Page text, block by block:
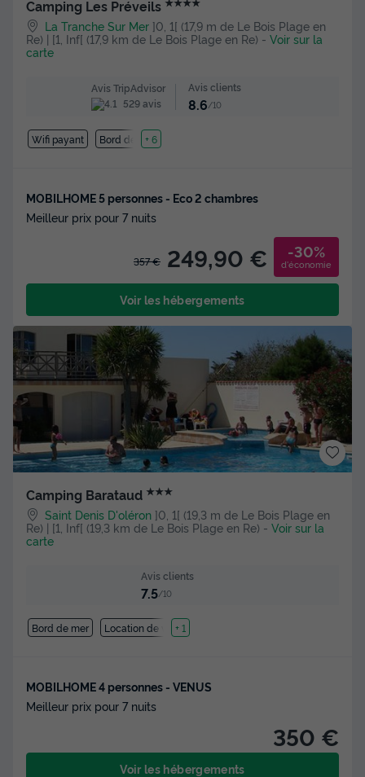
Camping Les Préveils
La Tranche Sur Mer ]0, 1[ (17,9 m de Le Bois Plage en
Re) | [1, Inf[ (17,9 km de Le Bois Plage en Re) - Voir sur la
carte
Avis TripAdvisor
529 avis
Avis clients
8.6/10
Wifi payant Bord de mer
+ 6
MOBILHOME 5 personnes - Eco 2 chambres
Meilleur prix pour 7 nuits
357 € 249,90 € -30%
d'économie
Voir les hébergements
Camping Barataud ★★★
Saint Denis D'oléron ]0, 1[ (19,3 m de Le Bois Plage en
Re) | [1, Inf[ (19,3 km de Le Bois Plage en Re) - Voir sur la
carte
Avis clients
7.5/10
Bord de mer Location de vélos
+ 1
MOBILHOME 4 personnes - VENUS
Meilleur prix pour 7 nuits
350 €
Voir les hébergements